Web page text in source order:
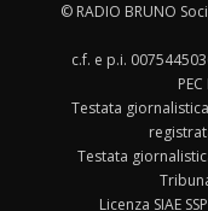
© RADIO BRUNO
c.f. e p.i.
Testata
Testata
Licenza SIAE